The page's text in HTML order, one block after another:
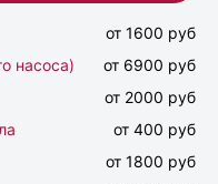
от 1600 руб
насоса)
от 6900 руб
от 2000 руб
от 400 руб
от 1800 руб